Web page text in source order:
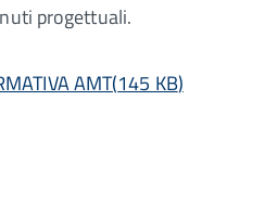
progettuali.
AMT(145 KB)